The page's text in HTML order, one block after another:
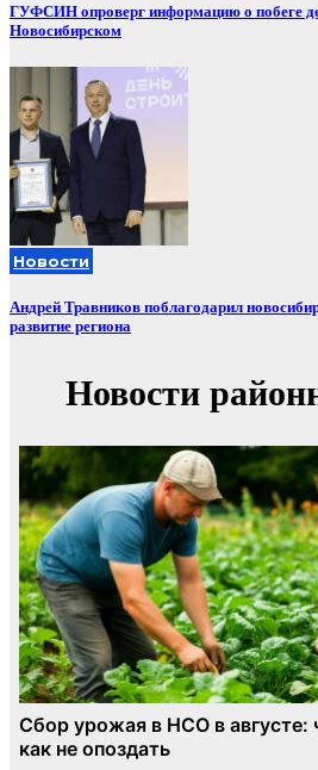
ГУФСИН опроверг информацию о побеге
Новосибирском
Новости
Андрей Травников поблагодарил
развитие региона